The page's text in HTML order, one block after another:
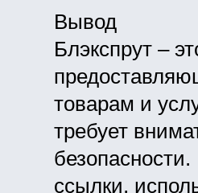
Вывод
Блэкспрут –
товарам и
требует
ссылки,